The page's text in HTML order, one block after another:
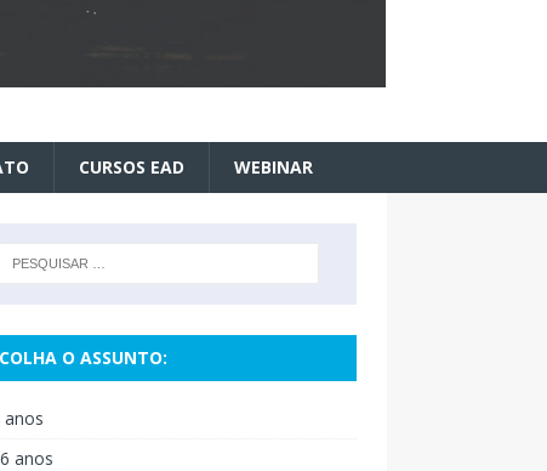
CURSOS EAD WEBINAR
O ASSUNTO:
anos
anos